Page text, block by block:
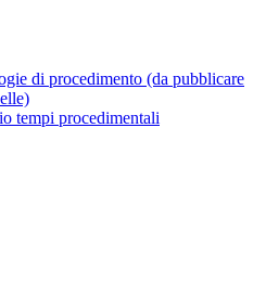
di procedimento (da pubblicare
tempi procedimentali